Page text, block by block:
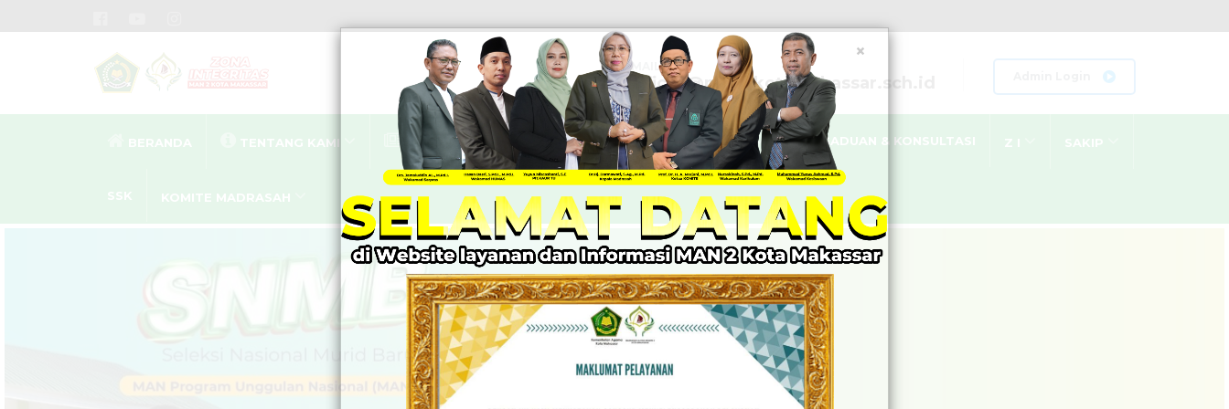
×
EMAIL
Official@man2kotamakassar.sch.id
BERANDA TENTANG KAMI KABAR MADRASAH PPID LAYANAN PENGADUAN & KONSULTASI Z I SAKIP
SSK KOMITE MADRASAH